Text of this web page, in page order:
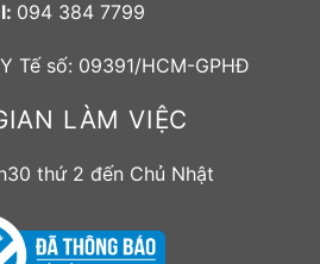
094 384 7799
Tế số: 09391/HCM-GPHĐ
LÀM VIỆC
thứ 2 đến Chủ Nhật